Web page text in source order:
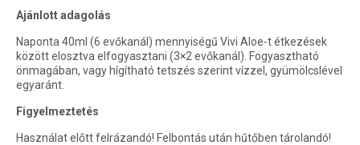
Ajánlott adagolás
Naponta 40ml (6 evőkanál) mennyiségű Vivi Aloe-t étkezések
között elosztva elfogyasztani (3×2 evőkanál). Fogyasztható
önmagában, vagy hígítható tetszés szerint vízzel, gyümölcslével
egyaránt.
Figyelmeztetés
Használat előtt felrázandó! Felbontás után hűtőben tárolandó!